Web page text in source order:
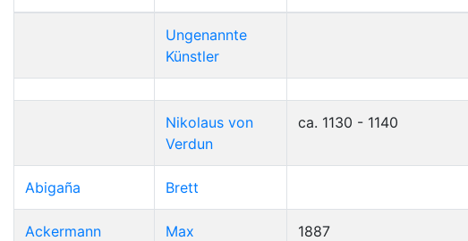
Ungenannte
Künstler
Nikolaus von
Verdun
ca. 1130 - 1140
Abigaña Brett
Ackermann Max 1887